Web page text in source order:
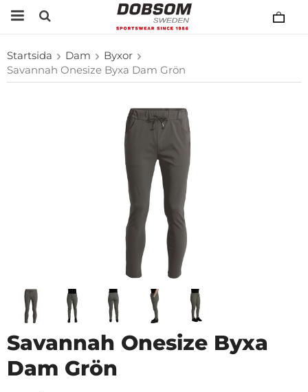
Startsida Dam
Byxor
Savannah Onesize Byxa Dam Grön
Savannah Onesize Byxa
Dam Grön